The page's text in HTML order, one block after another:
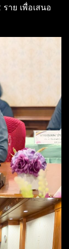
าย เพื่อเสนอ